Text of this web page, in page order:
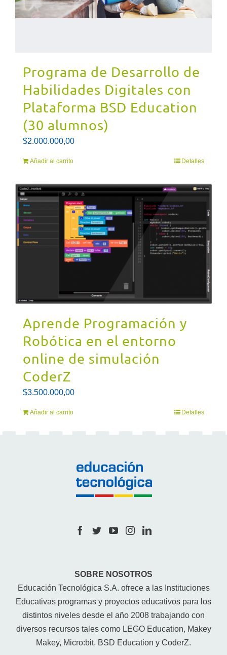
Programa de Desarrollo de
Habilidades Digitales con
Plataforma BSD Education
(30 alumnos)
$2.000.000,00
Añadir al carrito Detalles
Aprende Programación y
Robótica en el entorno
online de simulación
CoderZ
$3.500.000,00
Añadir al carrito Detalles
SOBRE NOSOTROS
Educación Tecnológica S.A. ofrece a las Instituciones
Educativas programas y proyectos educativos para los
distintos niveles desde el año 2008 trabajando con
diversos recursos tales como LEGO Education, Makey
Makey, Micro:bit, BSD Education y CoderZ.